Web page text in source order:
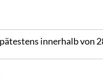
innerhalb von